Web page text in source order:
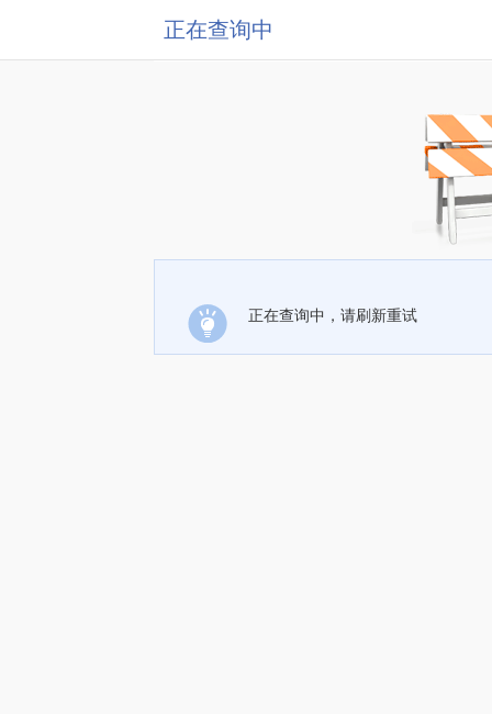
正在查询中
正在查询中，请刷新重试